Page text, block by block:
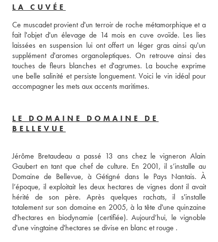
LA CUVÉE
Ce muscadet provient d'un terroir de roche métamorphique et a
fait l'objet d'un élevage de 14 mois en cuve ovoïde. Les lies
laissées en suspension lui ont offert un léger gras ainsi qu'un
supplément d'aromes organoleptiques. On retrouve ainsi des
touches de fleurs blanches et d'agrumes. La bouche exprime
une belle salinité et persiste longuement. Voici le vin idéal pour
accompagner les mets aux accents maritimes.
LE DOMAINE DOMAINE DE
BELLEVUE
Jérôme Bretaudeau a passé 13 ans chez le vigneron Alain
Gaubert en tant que chef de culture. En 2001, il s’installe au
Domaine de Bellevue, à Gétigné dans le Pays Nantais. À
l’époque, il exploitait les deux hectares de vignes dont il avait
hérité de son père. Après quelques rachats, il s'installe
totalement sur son domaine en 2005, à la tête d'une quinzaine
d'hectares en biodynamie (certifiée). Aujourd’hui, le vignoble
d'une vingtaine d'hectares se divise en blanc et rouge .